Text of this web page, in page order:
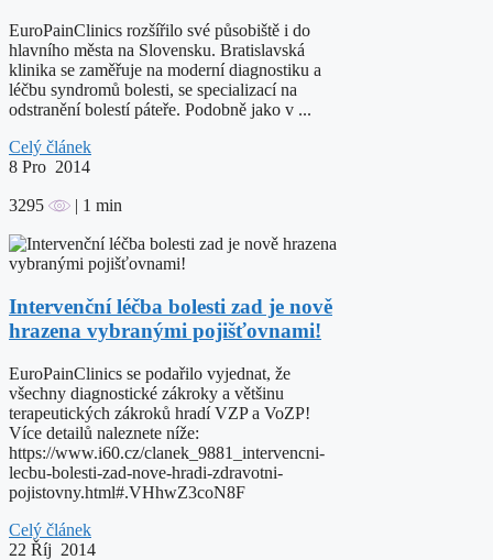
EuroPainClinics rozšířilo své působiště i do
hlavního města na Slovensku. Bratislavská
klinika se zaměřuje na moderní diagnostiku a
léčbu syndromů bolesti, se specializací na
odstranění bolestí páteře. Podobně jako v ...
Celý článek
8 Pro 2014
3295 | 1 min
Intervenční léčba bolesti zad je nově
hrazena vybranými pojišťovnami!
EuroPainClinics se podařilo vyjednat, že
všechny diagnostické zákroky a většinu
terapeutických zákroků hradí VZP a VoZP!
Více detailů naleznete níže:
https://www.i60.cz/clanek_9881_intervencni-
lecbu-bolesti-zad-nove-hradi-zdravotni-
pojistovny.html#.VHhwZ3coN8F
Celý článek
22 Říj 2014